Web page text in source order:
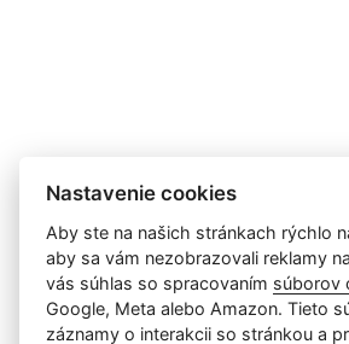
Nastavenie cookies
Aby ste na našich stránkach rýchlo
aby sa vám nezobrazovali reklamy
vás súhlas so spracovaním súborov
Google, Meta alebo Amazon. Tieto
záznamy o interakcii so stránkou a